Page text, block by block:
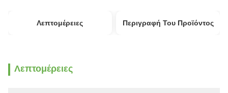
Λεπτομέρειες Περιγραφή Του Προϊόντος
Λεπτομέρειες